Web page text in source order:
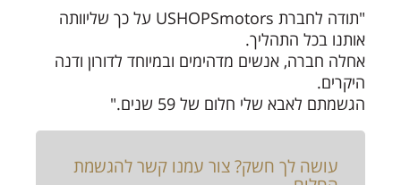
"תודה לחברת USHOPSmotors על כך שליוותה
אותנו בכל התהליך.
אחלה חברה, אנשים מדהימים ובמיוחד לדורון ודנה
היקרים.
הגשמתם לאבא שלי חלום של 59 שנים."
עושה לך חשק? צור עמנו קשר להגשמת